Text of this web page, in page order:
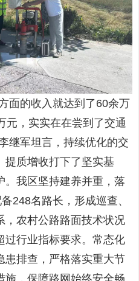
的收入就达到了60余万
元，实实在在尝到了交通
继军坦言，持续优化的交
提质增收打下了坚实基
。我区坚持建养并重，落
248名路长，形成巡查、
，农村公路路面技术状况
过行业指标要求。常态化
患排查，严格落实重大节